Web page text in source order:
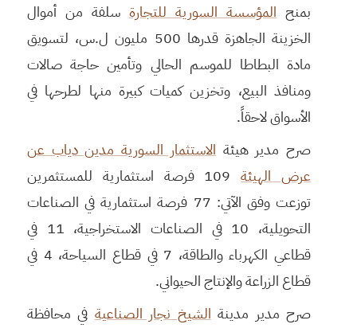
بمنح المؤسسة السورية للتجارة سلفة من أموال
الخزينة الجاهزة قدرها 500 مليون ل.س، لتسويق
مادة البطاطا للموسم الحالي وتأمين حاجة صالات
ومنافذ البيع، وتخزين كميات كبيرة منها لطرحها في
الأسواق لاحقاً.
صرح مدير هيئةالاستثمار السورية مدين دياب عن
عرض الهيئة
109 فرصة استثمارية للمستثمرين
توزعت وفق الآتي: 77 فرصة استثمارية في الصناعات
التحويلية، 10 في الصناعات الاستخراجية، 11 في
قطاعي الكهرباء والطاقة، 7 في قطاع السياحة، 4 في
قطاع الزراعة والإنتاج الحيواني.
صرح مدير مدينةالشيخ نجار الصناعية في محافظة